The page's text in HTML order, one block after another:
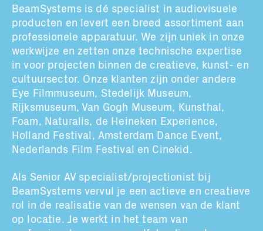
Over
Vacatures
Jouw winkelmandje is leeg
Transport informatie:
Totaal volume:
0.0m3
Totaal gewicht:
0.0kg
BeamSystems is dé specialist in audiovisuele
producten en levert een breed assortiment aan
professionele apparatuur. We zijn uniek in onze
werkwijze en zetten onze technische expertise
in voor projecten binnen de creatieve, kunst- en
cultuursector. Onze klanten zijn onder andere
Eye Filmmuseum, Stedelijk Museum,
Rijksmuseum, Van Gogh Museum, Kunsthal,
Foam, Naturalis, de Heineken Experience,
Holland Festival, Amsterdam Dance Event,
Nederlands Film Festival en Cinekid.
Als Senior AV specialist/projectionist bij
BeamSystemsvervul je een actieve en creatieve
rol in de realisatie van de wensen van de klant
op locatie. Je werkt in het team van